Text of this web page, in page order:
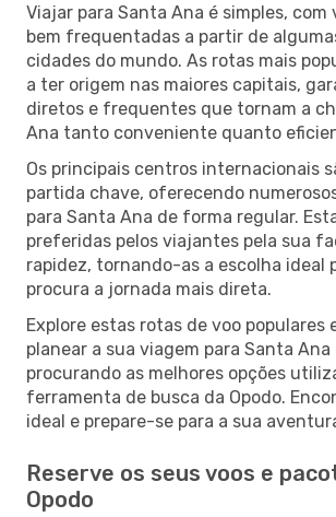
Viajar para Santa Ana é simples, com
bem frequentadas a partir de
cidades do mundo. As rotas mais
a ter origem nas maiores capitais,
diretos e frequentes que tornam a
Ana tanto conveniente quanto
Os principais centros internacionais
partida chave, oferecendo
para Santa Ana de forma regular.
preferidas pelos viajantes pela sua
rapidez, tornando-as a escolha ideal
procura a jornada mais direta.
Explore estas rotas de voo populares
planear a sua viagem para Santa
procurando as melhores opções
ferramenta de busca da Opodo.
ideal e prepare-se para a sua
Reserve os seus voos e
Opodo